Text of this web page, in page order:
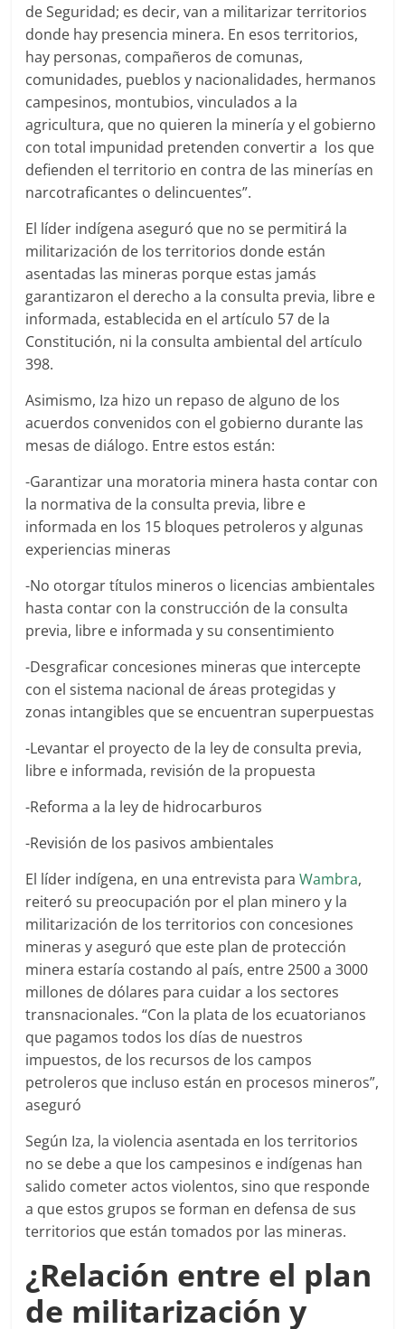
de Seguridad; es decir, van a militarizar territorios
donde hay presencia minera. En esos territorios,
hay personas, compañeros de comunas,
comunidades, pueblos y nacionalidades, hermanos
campesinos, montubios, vinculados a la
agricultura, que no quieren la minería y el gobierno
con total impunidad pretenden convertir a los que
defienden el territorio en contra de las minerías en
narcotraficantes o delincuentes”.
El líder indígena aseguró que no se permitirá la
militarización de los territorios donde están
asentadas las mineras porque estas jamás
garantizaron el derecho a la consulta previa, libre e
informada, establecida en el artículo 57 de la
Constitución, ni la consulta ambiental del artículo
398.
Asimismo, Iza hizo un repaso de alguno de los
acuerdos convenidos con el gobierno durante las
mesas de diálogo. Entre estos están:
-Garantizar una moratoria minera hasta contar con
la normativa de la consulta previa, libre e
informada en los 15 bloques petroleros y algunas
experiencias mineras
-No otorgar títulos mineros o licencias ambientales
hasta contar con la construcción de la consulta
previa, libre e informada y su consentimiento
-Desgraficar concesiones mineras que intercepte
con el sistema nacional de áreas protegidas y
zonas intangibles que se encuentran superpuestas
-Levantar el proyecto de la ley de consulta previa,
libre e informada, revisión de la propuesta
-Reforma a la ley de hidrocarburos
-Revisión de los pasivos ambientales
El líder indígena, en una entrevista paraWambra,
reiteró su preocupación por el plan minero y la
militarización de los territorios con concesiones
mineras y aseguró que este plan de protección
minera estaría costando al país, entre 2500 a 3000
millones de dólares para cuidar a los sectores
transnacionales. “Con la plata de los ecuatorianos
que pagamos todos los días de nuestros
impuestos, de los recursos de los campos
petroleros que incluso están en procesos mineros”,
aseguró
Según Iza, la violencia asentada en los territorios
no se debe a que los campesinos e indígenas han
salido cometer actos violentos, sino que responde
a que estos grupos se forman en defensa de sus
territorios que están tomados por las mineras.
¿Relación entre el plan
de militarización y